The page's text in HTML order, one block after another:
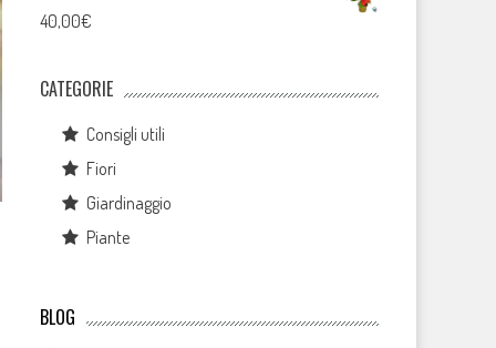
40,00€
CATEGORIE
Consigli utili
Fiori
Giardinaggio
Piante
BLOG